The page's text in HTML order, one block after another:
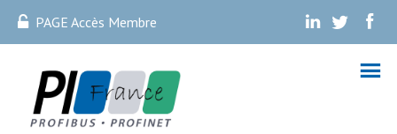
PAGE Accès Membre . . .